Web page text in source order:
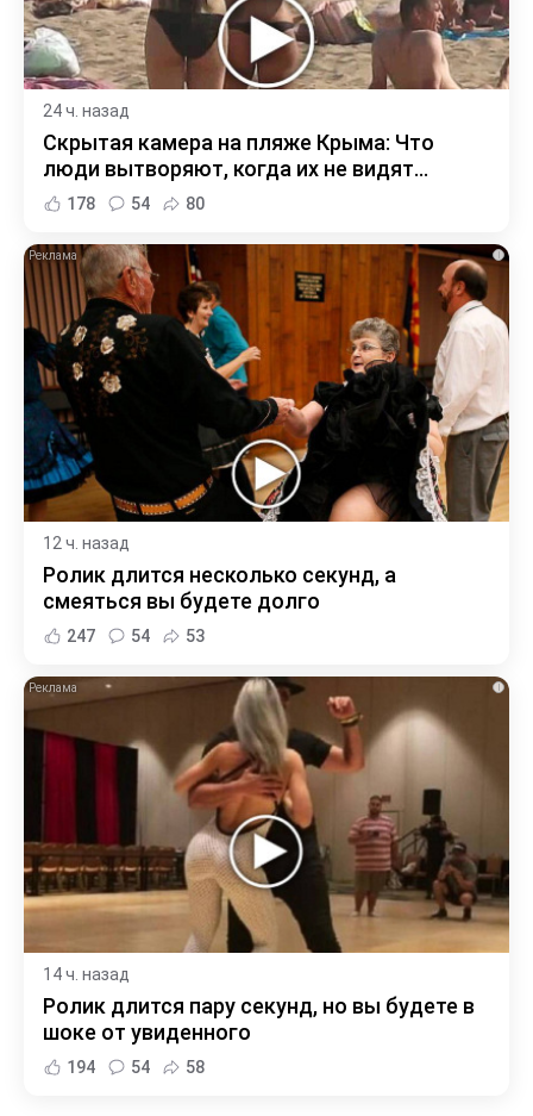
24 ч. назад
Скрытая камера на пляже Крыма: Что
люди вытворяют, когда их не видят...
178 54 80
i
12 ч. назад
Ролик длится несколько секунд, а
смеяться вы будете долго
247 54 53
i
14 ч. назад
Ролик длится пару секунд, но вы будете в
шоке от увиденного
194 54 58